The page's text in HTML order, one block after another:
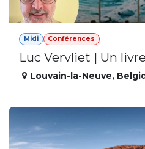
Midi Conférences
Luc Vervliet | Un
Louvain-la-Neuve,